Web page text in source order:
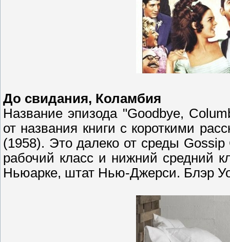
До свидания, Коламбия
Название эпизода "Goodbye,
от названия книги с короткими
(1958). Это далеко от среды Gossip
рабочий класс и нижний средний
Ньюарке, штат Нью-Джерси. Блэр